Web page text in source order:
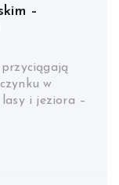
–
w
i jeziora –